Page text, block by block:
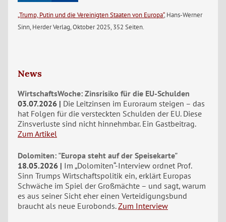
„Trump, Putin und die Vereinigten Staaten von Europa“, Hans-Werner
Sinn, Herder Verlag, Oktober 2025, 352 Seiten.
News
WirtschaftsWoche: Zinsrisiko für die EU-Schulden
03.07.2026
Die Leitzinsen im Euroraum steigen – das
hat Folgen für die versteckten Schulden der EU. Diese
Zinsverluste sind nicht hinnehmbar. Ein Gastbeitrag.
Zum Artikel
Dolomiten: "Europa steht auf der Speisekarte"
18.05.2026
Im „Dolomiten“-Interview ordnet Prof.
Sinn Trumps Wirtschaftspolitik ein, erklärt Europas
Schwäche im Spiel der Großmächte – und sagt, warum
es aus seiner Sicht eher einen Verteidigungsbund
braucht als neue Eurobonds. Zum Interview